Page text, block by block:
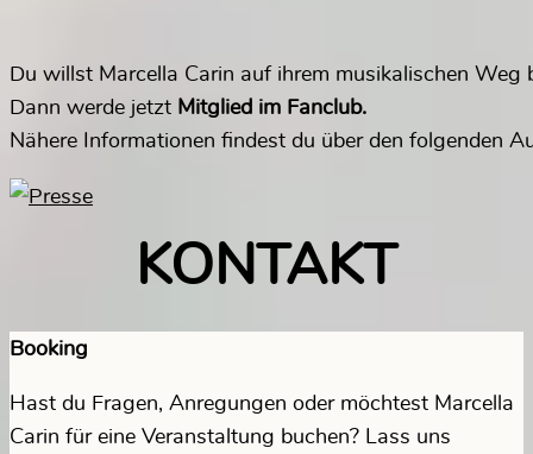
Du willst Marcella Carin auf ihrem musikalischen Weg
Dann werde jetzt Mitglied im Fanclub.
Nähere Informationen findest du über den folgenden
KONTAKT
Booking
Hast du Fragen, Anregungen oder möchtest Marcella
Carin für eine Veranstaltung buchen? Lass uns